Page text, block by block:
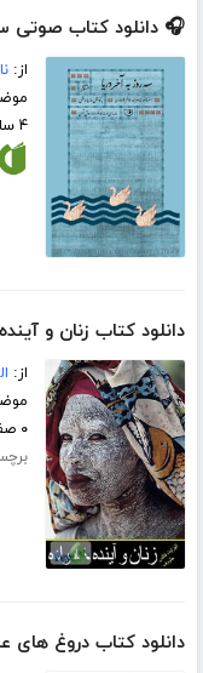
🎧 دانلود کتاب صوتی
از:
۴ ساعت و ۴۶ دقیقه
دانلود کتاب زنان و
از:
۰ صفحه
دانلود کتاب دروغ های